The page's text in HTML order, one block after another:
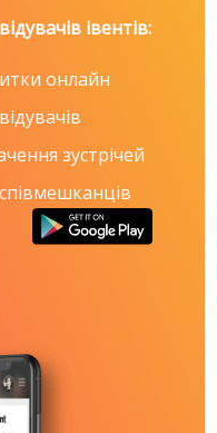
івентів:
онлайн
зустрічей